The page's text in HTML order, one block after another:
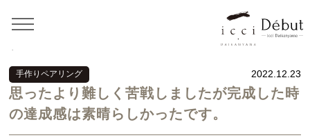
>
思ったより
難しく苦戦しましたが完成した時の達成感は素晴らしかったで
手作りペアリング 2022.12.23
思ったより難しく苦戦しましたが完成した時
の達成感は素晴らしかったです。